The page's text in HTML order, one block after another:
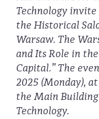
Technology
the Historical
Warsaw. The
and Its Role in
Capital.”The
2025 (Monday),
the Main
Technology.